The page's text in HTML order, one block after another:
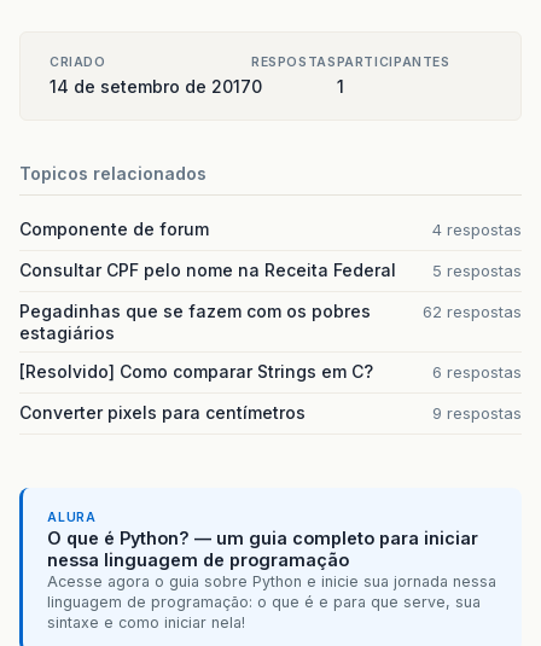
CRIADO
14 de setembro de 2017
RESPOSTAS
0
PARTICIPANTES
1
Topicos relacionados
Componente de forum 4 respostas
Consultar CPF pelo nome na Receita Federal 5 respostas
Pegadinhas que se fazem com os pobres
estagiários
62 respostas
[Resolvido] Como comparar Strings em C? 6 respostas
Converter pixels para centímetros 9 respostas
ALURA
O que é Python? — um guia completo para iniciar
nessa linguagem de programação
Acesse agora o guia sobre Python e inicie sua jornada nessa
linguagem de programação: o que é e para que serve, sua
sintaxe e como iniciar nela!